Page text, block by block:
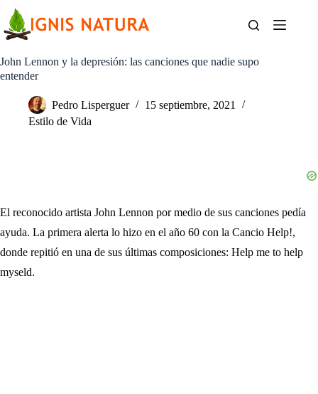
contenido
John Lennon y la depresión: las canciones que nadie supo
entender
Pedro Lisperguer
15 septiembre, 2021
Estilo de Vida
El reconocido artista John Lennon por medio de sus canciones pedía
ayuda. La primera alerta lo hizo en el año 60 con la Cancio Help!,
donde repitió en una de sus últimas composiciones: Help me to help
myseld.